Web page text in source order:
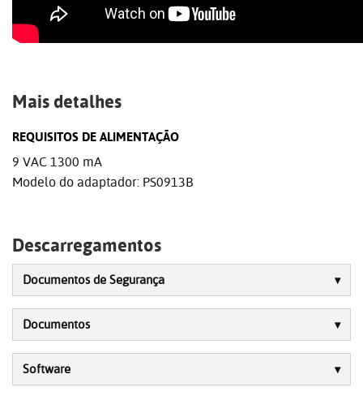
Mais detalhes
REQUISITOS DE ALIMENTAÇÃO
9 VAC 1300 mA
Modelo do adaptador: PS0913B
Descarregamentos
Documentos de Segurança
Documentos
Software